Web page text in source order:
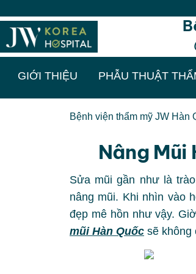
GIỚI THIỆU PHẪU THUẬT
Bệnh viện thẩm mỹ JW Hàn
Nâng
Sửa mũi gần như là
nâng mũi. Khi nhìn vào
đẹp mê hồn như vậy.
mũi Hàn Quốc sẽ không